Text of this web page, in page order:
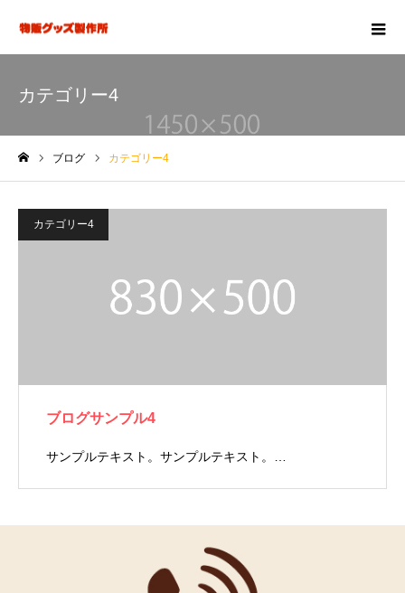
カテゴリー4
ブログ カテゴリー4
カテゴリー4
ブログサンプル4
サンプルテキスト。サンプルテキスト。…